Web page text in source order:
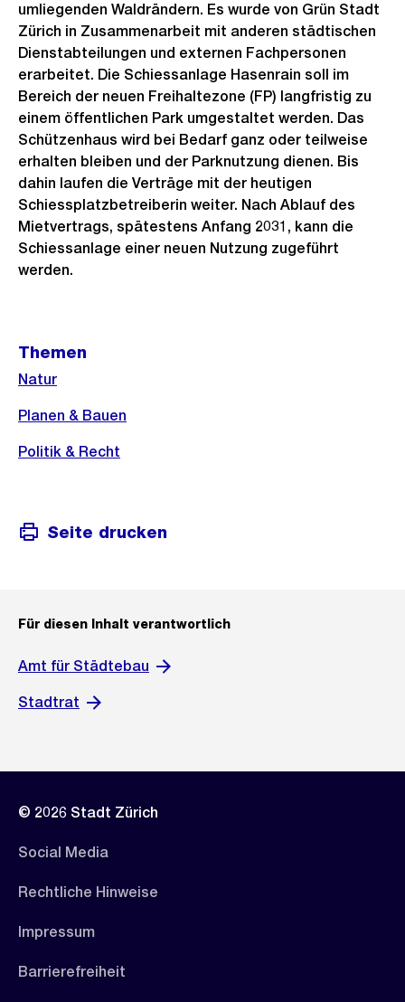
umliegenden Waldrändern. Es wurde von Grün Stadt
Zürich in Zusammenarbeit mit anderen städtischen
Dienstabteilungen und externen Fachpersonen
erarbeitet. Die Schiessanlage Hasenrain soll im
Bereich der neuen Freihaltezone (FP) langfristig zu
einem öffentlichen Park umgestaltet werden. Das
Schützenhaus wird bei Bedarf ganz oder teilweise
erhalten bleiben und der Parknutzung dienen. Bis
dahin laufen die Verträge mit der heutigen
Schiessplatzbetreiberin weiter. Nach Ablauf des
Mietvertrags, spätestens Anfang 2031, kann die
Schiessanlage einer neuen Nutzung zugeführt
werden.
Informationen
Themen
Natur
Planen & Bauen
Politik & Recht
Seite drucken
Für diesen Inhalt verantwortlich
Amt für Städtebau
Stadtrat
© 2026 Stadt Zürich
Social Media
Rechtliche Hinweise
Impressum
Barrierefreiheit